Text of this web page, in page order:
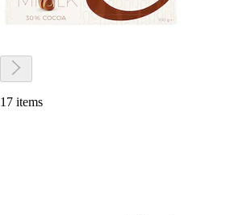
17 items